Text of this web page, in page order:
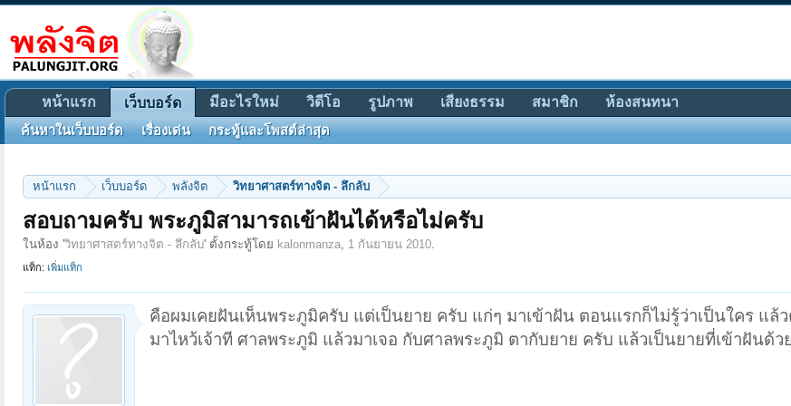
หน้าแรก เว็บบอร์ด พลังจิต วิทยาศาสตร์ทางจิต - ลึกลับ
สอบถามครับ พระภูมิสามารถเข้าฝันได้หรือไม่ครับ
ในห้อง 'วิทยาศาสตร์ทางจิต - ลึกลับ' ตั้งกระทู้โดย kalonmanza, 1 กันยายน 2010.
แท็ก: เพิ่มแท็ก
คือผมเคยฝันเห็นพระภูมิครับ แต่เป็นยาย ครับ แก่ๆ มาเข้าฝัน ตอนแรกก็ไม่รู้ว่าเป็นใคร แล้ว
มาไหว้เจ้าที ศาลพระภูมิ แล้วมาเจอ กับศาลพระภูมิ ตากับยาย ครับ แล้วเป็นยายที่เข้าฝันด้ว
หน้าแรก เว็บบอร์ด
ค้นหาในเว็บบอร์ด เรื่องเด่น กระทู้และโพสต์ล่าสุด
มีอะไรใหม่ วิดีโอ รูปภาพ เสียงธรรม สมาชิก ห้องสนทนา